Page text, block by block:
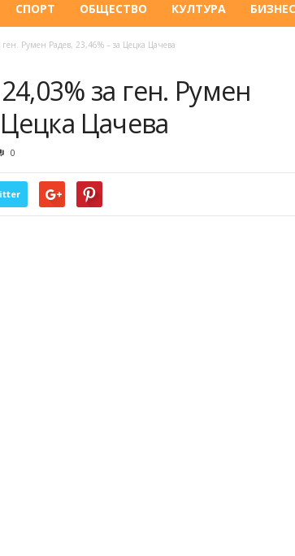
СПОРТ ОБЩЕСТВО КУЛТУРА БИЗНЕС
Румен Радев, 23,46% – за Цецка Цачева
за ген. Румен
Цачева
0